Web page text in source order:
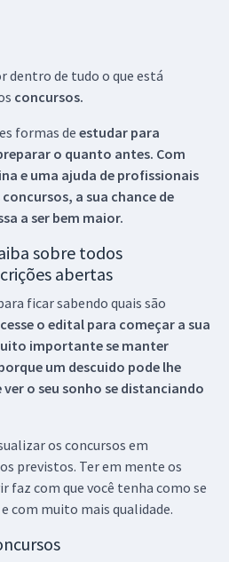
dentro de tudo o que está
concursos.
formas de estudar para
o quanto antes. Com
e uma ajuda de profissionais
concursos, a sua chance de
a ser bem maior.
sobre todos
abertas
ficar sabendo quais são
o edital para começar a sua
importante se manter
um descuido pode lhe
o seu sonho se distanciando
os concursos em
previstos. Ter em mente os
faz com que você tenha como se
com muito mais qualidade.